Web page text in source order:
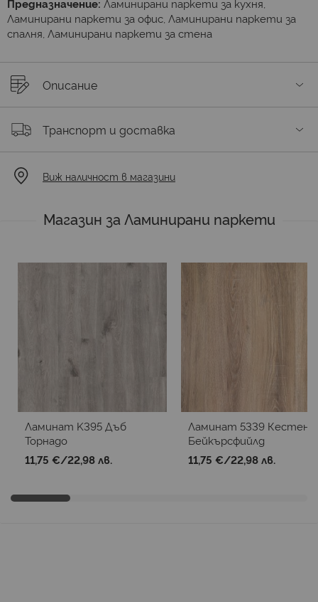
Предназначение: Ламинирани паркети за кухня,
Ламинирани паркети за офис, Ламинирани паркети за
спалня, Ламинирани паркети за стена
Описание
Транспорт и доставка
Виж наличност в магазини
Магазин за Ламинирани паркети
Ламинат K395 Дъб
Торнадо
11,75 €/22,98 лв.
Ламинат 5339 Кестен
Бейкърсфийлд
11,75 €/22,98 лв.